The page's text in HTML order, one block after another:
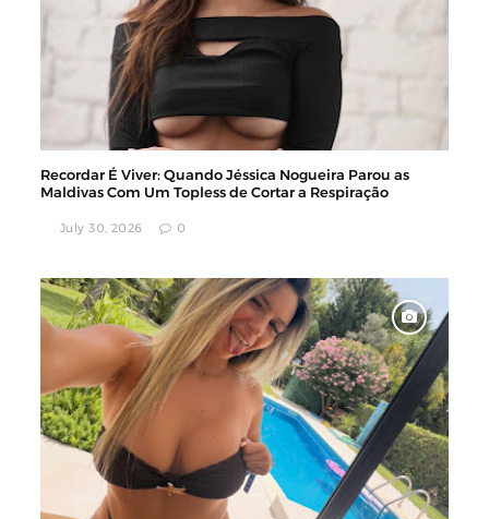
Recordar É Viver: Quando Jéssica Nogueira Parou as
Maldivas Com Um Topless de Cortar a Respiração
July 30, 2026 0